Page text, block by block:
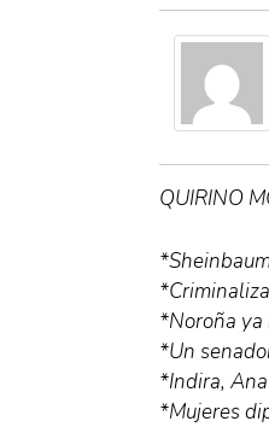
QUIRINO
*Noroña ya
*Un
*Indira,
*Mujeres